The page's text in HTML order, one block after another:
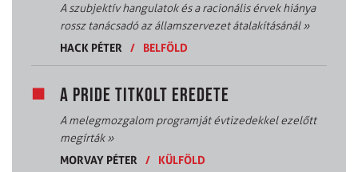
A szubjektív hangulatok és a racionális érvek hiánya
rossz tanácsadó az államszervezet átalakításánál»
HACK PÉTER
/ BELFÖLD
A PRIDE TITKOLT EREDETE
A melegmozgalom programját évtizedekkel ezelőtt
megírták»
MORVAY PÉTER
/ KÜLFÖLD